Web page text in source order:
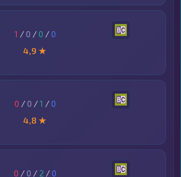
1 / 0 / 0 /0
4,9 ★
0 / 0 /1 /0
4,8 ★
0 / 0 / 2 /0